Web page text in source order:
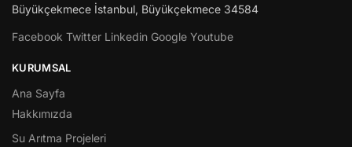
Büyükçekmece İstanbul, Büyükçekmece 34584
Facebook Twitter Linkedin Google Youtube
KURUMSAL
Ana Sayfa
Hakkımızda
Su Arıtma Projeleri